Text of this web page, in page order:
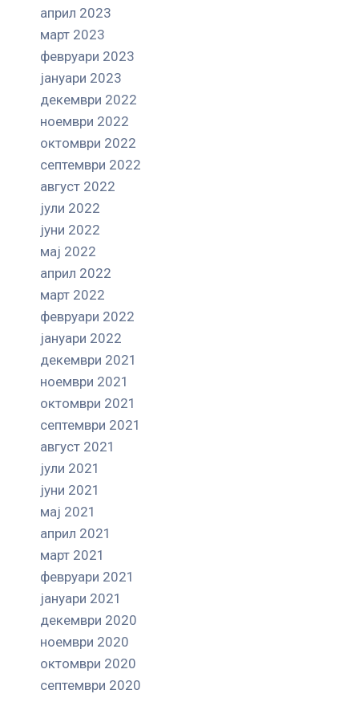
април 2023
март 2023
февруари 2023
јануари 2023
декември 2022
ноември 2022
октомври 2022
септември 2022
август 2022
јули 2022
јуни 2022
мај 2022
април 2022
март 2022
февруари 2022
јануари 2022
декември 2021
ноември 2021
октомври 2021
септември 2021
август 2021
јули 2021
јуни 2021
мај 2021
април 2021
март 2021
февруари 2021
јануари 2021
декември 2020
ноември 2020
октомври 2020
септември 2020